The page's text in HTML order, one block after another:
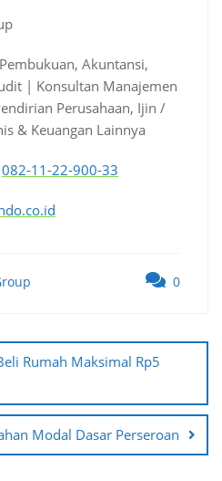
Akuntansi,
| Konsultan Manajemen
Perusahaan, Ijin /
& Keuangan Lainnya
082-11-22-900-33
0
Rumah Maksimal Rp5
Modal Dasar Perseroan